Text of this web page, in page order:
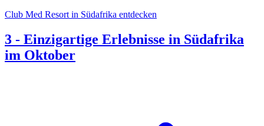
Club Med Resort in Südafrika entdecken
3 - Einzigartige Erlebnisse in Südafrika
im Oktober